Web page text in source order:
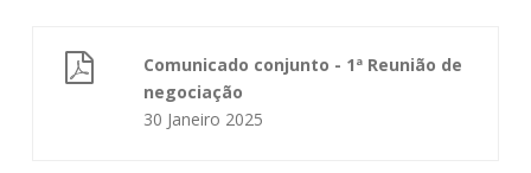
Comunicado conjunto - 1ª Reunião de
negociação
30 Janeiro 2025